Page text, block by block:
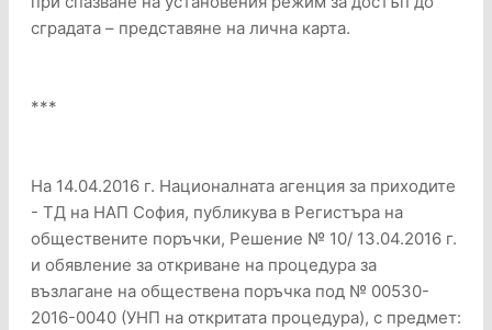
сградата – представяне на лична карта.
***
На 14.04.2016 г. Националната агенция за приходите
- ТД на НАП София, публикува в Регистъра на
обществените поръчки, Решение № 10/ 13.04.2016 г.
и обявление за откриване на процедура за
възлагане на обществена поръчка под № 00530-
2016-0040 (УНП на откритата процедура), с предмет: